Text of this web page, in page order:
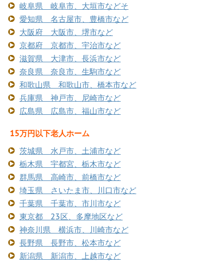
岐阜県 岐阜市、大垣市などそ
愛知県 名古屋市、豊橋市など
大阪府 大阪市、堺市など
京都府 京都市、宇治市など
滋賀県 大津市、長浜市など
奈良県 奈良市、生駒市など
和歌山県 和歌山市、橋本市など
兵庫県 神戸市、尼崎市など
広島県 広島市、福山市など
15万円以下老人ホーム
茨城県 水戸市、土浦市など
栃木県 宇都宮、栃木市など
群馬県 高崎市、前橋市など
埼玉県 さいたま市、川口市など
千葉県 千葉市、市川市など
東京都 23区、多摩地区など
神奈川県 横浜市、川崎市など
長野県 長野市、松本市など
新潟県 新潟市、上越市など